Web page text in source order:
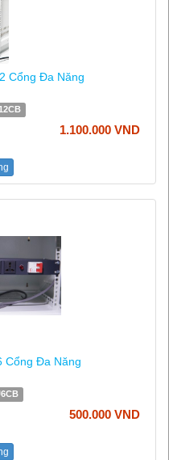
Cổng Đa Năng
1.100.000 VND
Cổng Đa Năng
500.000 VND